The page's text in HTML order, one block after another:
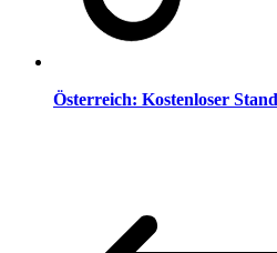
Österreich: Kostenloser